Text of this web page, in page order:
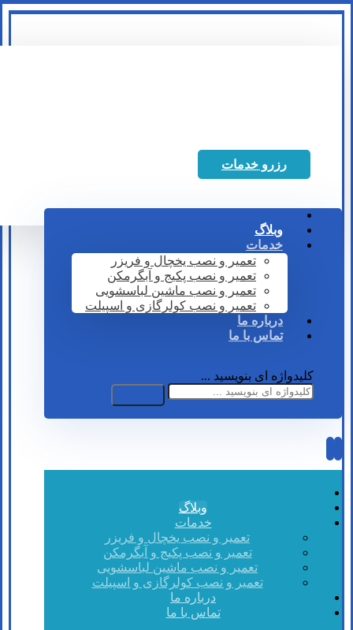
رزرو خدمات
وبلاگ
خدمات
تعمیر و نصب یخچال و فریزر
تعمیر و نصب پکیج و آبگرمکن
تعمیر و نصب ماشین لباسشویی
تعمیر و نصب کولرگازی و اسپیلت
درباره ما
تماس با ما
کلیدواژه ای بنویسید ...
وبلاگ
خدمات
تعمیر و نصب یخچال و فریزر
تعمیر و نصب پکیج و آبگرمکن
تعمیر و نصب ماشین لباسشویی
تعمیر و نصب کولرگازی و اسپیلت
درباره ما
تماس با ما